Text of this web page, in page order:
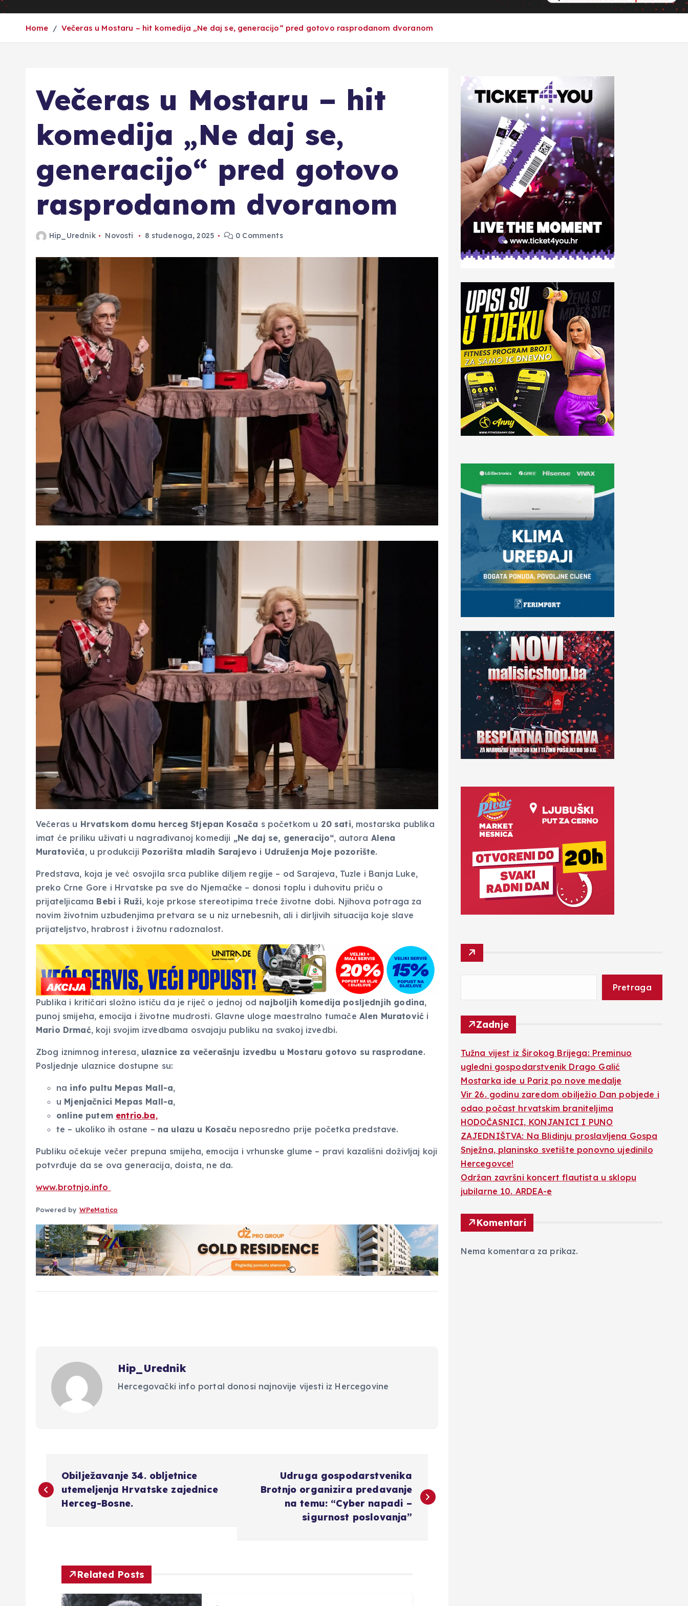
Home Večeras u Mostaru – hit komedija „Ne daj se, generacijo“ pred gotovo rasprodanom dvoranom
Večeras u Mostaru – hit
komedija „Ne daj se,
generacijo“ pred gotovo
rasprodanom dvoranom
Hip_Urednik Novosti 8 studenoga, 2025 0 Comments
Večeras u Hrvatskom domu herceg Stjepan Kosača s početkom u 20 sati, mostarska publika
imat će priliku uživati u nagrađivanoj komediji „Ne daj se, generacijo“, autora Alena
Muratovića, u produkciji Pozorišta mladih Sarajevo i Udruženja Moje pozorište.
Predstava, koja je već osvojila srca publike diljem regije – od Sarajeva, Tuzle i Banja Luke,
preko Crne Gore i Hrvatske pa sve do Njemačke – donosi toplu i duhovitu priču o
prijateljicama Bebi i Ruži, koje prkose stereotipima treće životne dobi. Njihova potraga za
novim životnim uzbuđenjima pretvara se u niz urnebesnih, ali i dirljivih situacija koje slave
prijateljstvo, hrabrost i životnu radoznalost.
Publika i kritičari složno ističu da je riječ o jednoj od najboljih komedija posljednjih godina,
punoj smijeha, emocija i životne mudrosti. Glavne uloge maestralno tumače Alen Muratović i
Mario Drmać, koji svojim izvedbama osvajaju publiku na svakoj izvedbi.
Zbog iznimnog interesa, ulaznice za večerašnju izvedbu u Mostaru gotovo su rasprodane.
Posljednje ulaznice dostupne su:
na info pultu Mepas Mall-a,
u Mjenjačnici Mepas Mall-a,
online putem entrio.ba,
te – ukoliko ih ostane – na ulazu u Kosaču neposredno prije početka predstave.
Publiku očekuje večer prepuna smijeha, emocija i vrhunske glume – pravi kazališni doživljaj koji
potvrđuje da se ova generacija, doista, ne da.
www.brotnjo.info
Powered by WPeMatico
Hip_Urednik
Hercegovački info portal donosi najnovije vijesti iz Hercegovine
a
Obilježavanje 34. obljetnice
utemeljenja Hrvatske zajednice
Herceg-Bosne.
Udruga gospodarstvenika
Brotnjo organizira predavanje
na temu: “Cyber napadi –
sigurnost poslovanja”
Related Posts
Pretraga
Zadnje
Tužna vijest iz Širokog Brijega: Preminuo
ugledni gospodarstvenik Drago Galić
Mostarka ide u Pariz po nove medalje
Vir 26. godinu zaredom obilježio Dan pobjede i
odao počast hrvatskim braniteljima
HODOČASNICI, KONJANICI I PUNO
ZAJEDNIŠTVA: Na Blidinju proslavljena Gospa
Snježna, planinsko svetište ponovno ujedinilo
Hercegovce!
Održan završni koncert flautista u sklopu
jubilarne 10. ARDEA-e
Komentari
Nema komentara za prikaz.